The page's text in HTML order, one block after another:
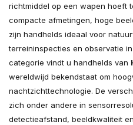
richtmiddel op een wapen hoeft
compacte afmetingen, hoge
zijn handhelds ideaal voor
terreininspecties en observatie
categorie vindt u handhelds van
wereldwijd bekendstaat om
nachtzichttechnologie. De
zich onder andere in
detectieafstand, beeldkwaliteit